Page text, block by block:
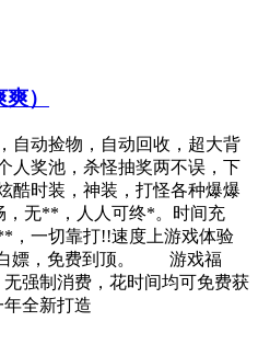
）
自动捡物，自动回收，超大背
人奖池，杀怪抽奖两不误，下
酷时装，神装，打怪各种爆爆
，无**，人人可终*。时间充
，一切靠打!!速度上游戏体验
白嫖，免费到顶。 游戏福
制消费，花时间均可免费获
全新打造